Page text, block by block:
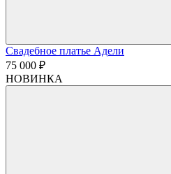
Свадебное платье Адели
75 000 ₽
НОВИНКА